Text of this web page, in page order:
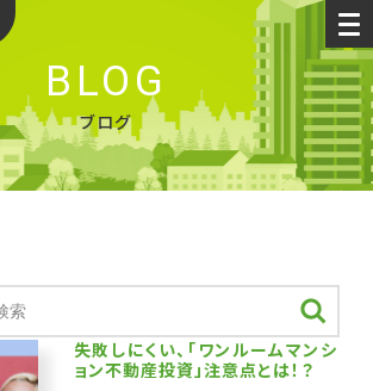
利回り不動産
BLOG
ブログ
失敗しにくい、「ワンルームマンシ
ョン不動産投資」注意点とは！？